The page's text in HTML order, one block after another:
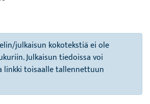
julkaisun kokotekstiä ei ole
Julkaisun tiedoissa voi
linkki toisaalle tallennettuun